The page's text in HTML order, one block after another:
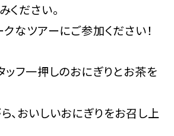
ください。
なツアーにご参加ください！
ッフ一押しのおにぎりとお茶を
、おいしいおにぎりをお召し上